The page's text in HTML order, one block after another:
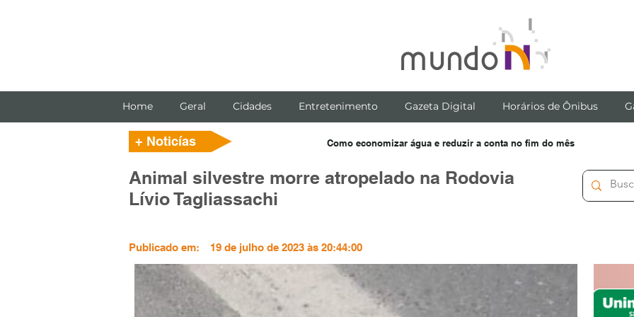
Home Geral Cidades Entretenimento Gazeta Digital Horários de Ônibus
Como economizar água e reduzir a conta no fim do mês
+ Noticías
Animal silvestre morre atropelado na Rodovia
Lívio Tagliassachi
Publicado em: 19 de julho de 2023 às 20:44:00